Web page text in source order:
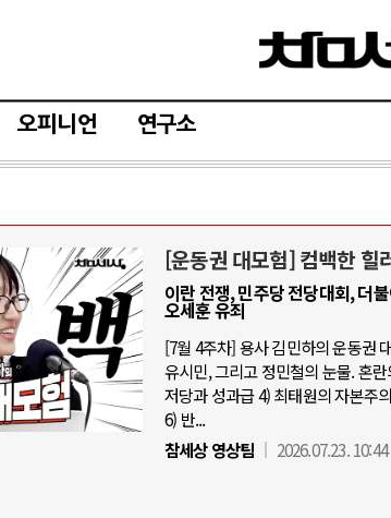
오피니언 연구소
[운동권 대모험] 컴백한 힐
이란 전쟁, 민주당 전당대회, 더
오세훈 유죄
[7월 4주차] 용사 김민하의 운동권
유시민, 그리고 정민철의 눈물. 혼
저당과 성과급 4) 최태원의 자본주
6) 반...
참세상 영상팀
2026.07.23. 10:44